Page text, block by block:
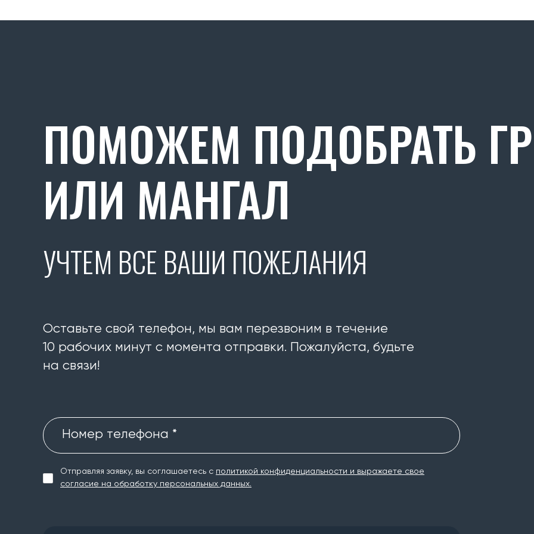
ПОМОЖЕМ ПОДОБРАТЬ
ИЛИ МАНГАЛ
УЧТЕМ ВСЕ ВАШИ ПОЖЕЛАНИЯ
Оставьте свой телефон, мы вам перезвоним в течение
10 рабочих минут с момента отправки. Пожалуйста, будьте
на связи!
Номер телефона *
Отправляя заявку, вы соглашаетесь с политикой конфиденциальности и выражаете свое
согласие на обработку персональных данных.